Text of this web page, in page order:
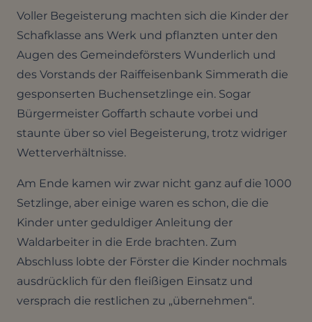
Voller Begeisterung machten sich die Kinder der
Schafklasse ans Werk und pflanzten unter den
Augen des Gemeindeförsters Wunderlich und
des Vorstands der Raiffeisenbank Simmerath die
gesponserten Buchensetzlinge ein. Sogar
Bürgermeister Goffarth schaute vorbei und
staunte über so viel Begeisterung, trotz widriger
Wetterverhältnisse.
Am Ende kamen wir zwar nicht ganz auf die 1000
Setzlinge, aber einige waren es schon, die die
Kinder unter geduldiger Anleitung der
Waldarbeiter in die Erde brachten. Zum
Abschluss lobte der Förster die Kinder nochmals
ausdrücklich für den fleißigen Einsatz und
versprach die restlichen zu „übernehmen“.